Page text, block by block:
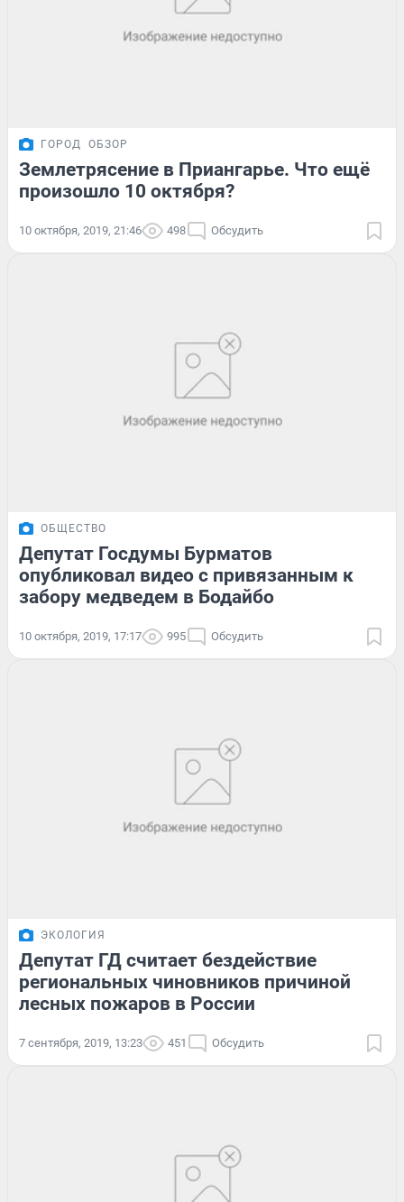
ГОРОД ОБЗОР
Землетрясение в Приангарье. Что ещё
произошло 10 октября?
10 октября, 2019, 21:46 498 Обсудить
ОБЩЕСТВО
Депутат Госдумы Бурматов
опубликовал видео с привязанным к
забору медведем в Бодайбо
10 октября, 2019, 17:17 995 Обсудить
ЭКОЛОГИЯ
Депутат ГД считает бездействие
региональных чиновников причиной
лесных пожаров в России
7 сентября, 2019, 13:23 451 Обсудить